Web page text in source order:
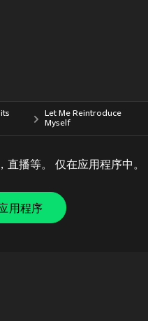
Let Me Reintroduce
Myself
播等。 仅在应用程序中。
用程序